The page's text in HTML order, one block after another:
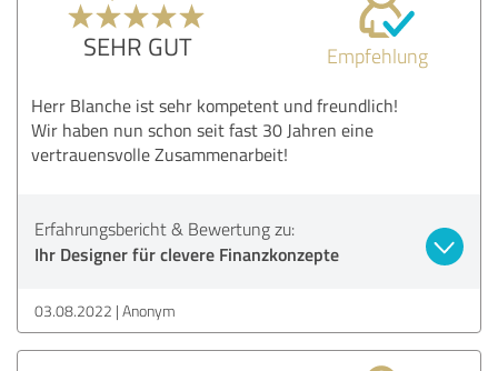
SEHR GUT Empfehlung
Herr Blanche ist sehr kompetent und freundlich!
Wir haben nun schon seit fast 30 Jahren eine
vertrauensvolle Zusammenarbeit!
Erfahrungsbericht & Bewertung zu:
Ihr Designer für clevere Finanzkonzepte
03.08.2022 Anonym